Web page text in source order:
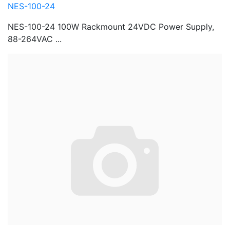
NES-100-24
NES-100-24 100W Rackmount 24VDC Power Supply,
88-264VAC ...